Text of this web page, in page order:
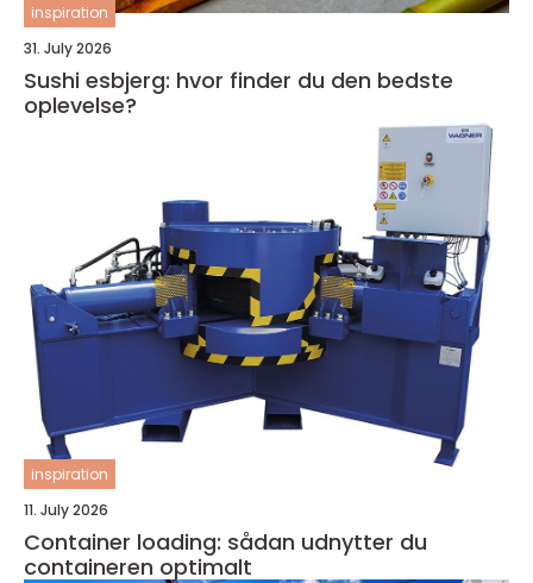
inspiration
31. July 2026
Sushi esbjerg: hvor finder du den bedste
oplevelse?
inspiration
11. July 2026
Container loading: sådan udnytter du
containeren optimalt